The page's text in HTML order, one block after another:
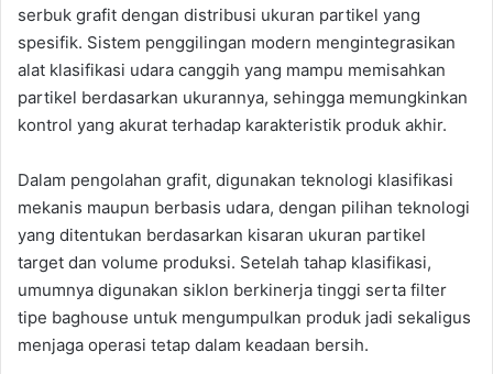
serbuk grafit dengan distribusi ukuran partikel yang
spesifik. Sistem penggilingan modern mengintegrasikan
alat klasifikasi udara canggih yang mampu memisahkan
partikel berdasarkan ukurannya, sehingga memungkinkan
kontrol yang akurat terhadap karakteristik produk akhir.
Dalam pengolahan grafit, digunakan teknologi klasifikasi
mekanis maupun berbasis udara, dengan pilihan teknologi
yang ditentukan berdasarkan kisaran ukuran partikel
target dan volume produksi. Setelah tahap klasifikasi,
umumnya digunakan siklon berkinerja tinggi serta filter
tipe baghouse untuk mengumpulkan produk jadi sekaligus
menjaga operasi tetap dalam keadaan bersih.